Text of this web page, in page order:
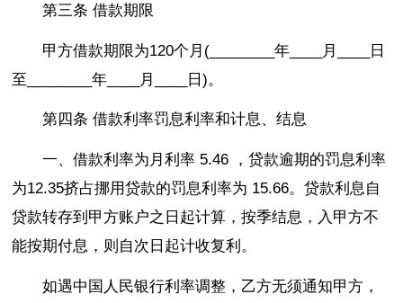
第三条 借款期限
甲方借款期限为120个月(________年____月____日
至________年____月____日)。
第四条 借款利率罚息利率和计息、结息
一、借款利率为月利率 5.46 ，贷款逾期的罚息利率
为12.35挤占挪用贷款的罚息利率为 15.66。贷款利息自
贷款转存到甲方账户之日起计算，按季结息，入甲方不
能按期付息，则自次日起计收复利。
如遇中国人民银行利率调整，乙方无须通知甲方，